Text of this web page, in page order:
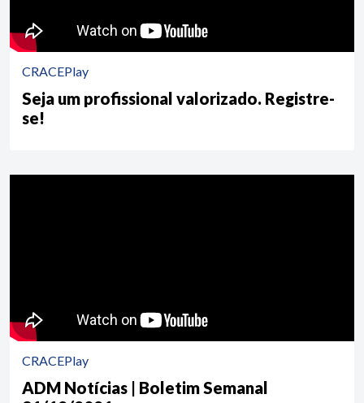
CRACEPlay
Seja um profissional valorizado. Registre-
se!
CRACEPlay
ADM Notícias | Boletim Semanal